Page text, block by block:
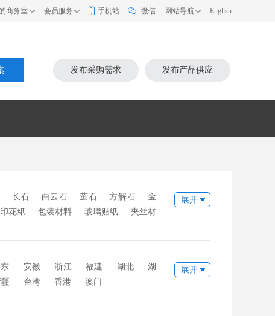
商务室 会员服务 手机站 微信 网站导航 English
发布采购需求 发布产品供应
长石 白云石 萤石 方解石
金
花纸 包装材料 玻璃贴纸
夹丝材
玻璃色釉 耐火材料
化工材料
展开
安徽 浙江 福建 湖北
湖
台湾 香港 澳门
展开